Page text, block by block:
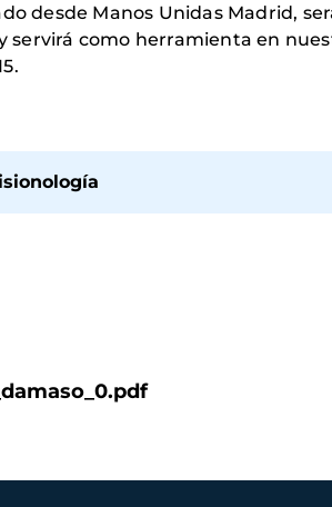
desde Manos Unidas Madrid,
como herramienta en